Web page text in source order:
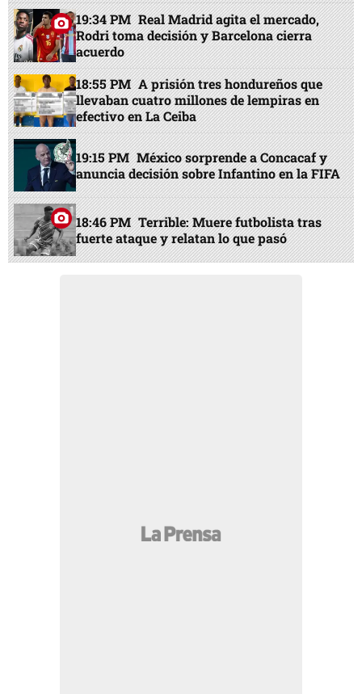
19:34 PM Real Madrid agita el mercado,
Rodri toma decisión y Barcelona cierra
acuerdo
18:55 PM A prisión tres hondureños que
llevaban cuatro millones de lempiras en
efectivo en La Ceiba
19:15 PM México sorprende a Concacaf y
anuncia decisión sobre Infantino en la FIFA
18:46 PM Terrible: Muere futbolista tras
fuerte ataque y relatan lo que pasó